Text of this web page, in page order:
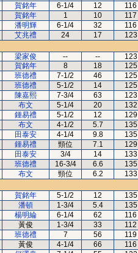
賀銘年 6-1/4 12 116
賀銘年 1 10 117
潘明輝 6-1/4 32 116
艾兆禮 24 17 123
梁家俊 -- -- 123
賀銘年 8 18 125
班德禮 7-1/2 46 125
班德禮 5-1/2 14 125
陳嘉熙 7-3/4 63 123
布文 5-1/4 20 132
鍾易禮 5-1/2 12 129
布文 4-1/2 5.7 135
田泰安 4-1/4 9.8 135
鍾易禮 頸位 7.1 129
田泰安 3/4 14 133
班德禮 16-3/4 6.6 135
布文 頸位 6.2 133
賀銘年 5-1/2 12 135
潘頓 1-3/4 5.4 135
楊明綸 6-1/4 62 116
黃俊 1-3/4 33 112
班德禮 7 56 119
黃俊 4-1/4 66 116